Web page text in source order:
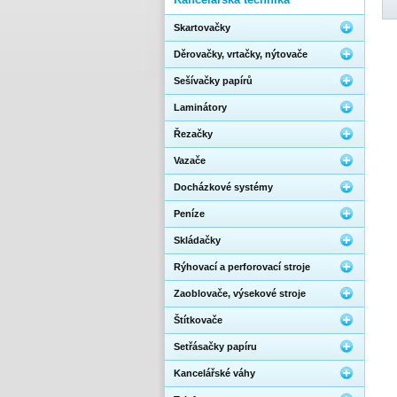
Skartovačky
Děrovačky, vrtačky, nýtovače
Sešívačky papírů
Laminátory
Řezačky
Vazače
Docházkové systémy
Peníze
Skládačky
Rýhovací a perforovací stroje
Zaoblovače, výsekové stroje
Štítkovače
Setřásačky papíru
Kancelářské váhy